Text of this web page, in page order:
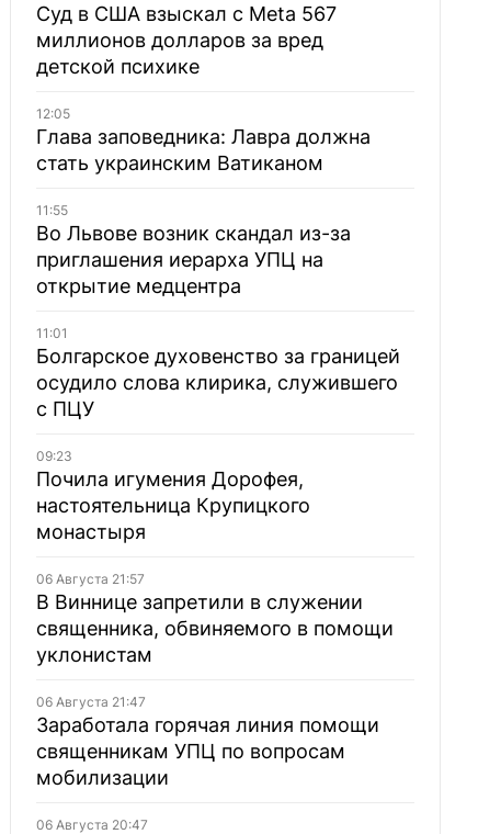
Суд в США взыскал с Meta 567
миллионов долларов за вред
детской психике
12:05
Глава заповедника: Лавра должна
стать украинским Ватиканом
11:55
Во Львове возник скандал из-за
приглашения иерарха УПЦ на
открытие медцентра
11:01
Болгарское духовенство за границей
осудило слова клирика, служившего
с ПЦУ
09:23
Почила игумения Дорофея,
настоятельница Крупицкого
монастыря
06 Августа 21:57
В Виннице запретили в служении
священника, обвиняемого в помощи
уклонистам
06 Августа 21:47
Заработала горячая линия помощи
священникам УПЦ по вопросам
мобилизации
06 Августа 20:47